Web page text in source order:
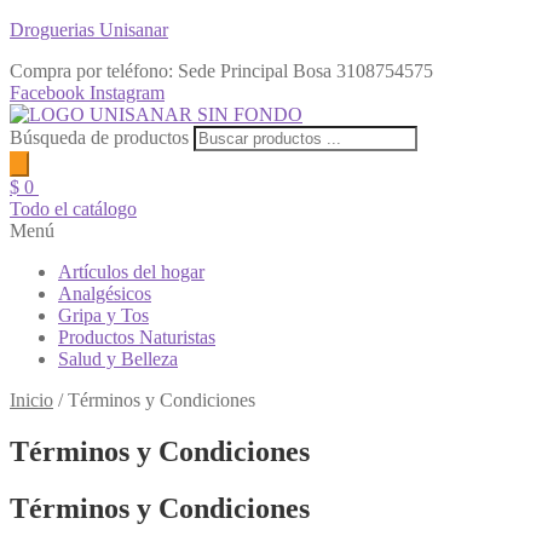
Droguerias Unisanar
Compra por teléfono: Sede Principal Bosa 3108754575
Facebook Instagram
Búsqueda de productos
$ 0
Todo el catálogo
Menú
Artículos del hogar
Analgésicos
Gripa y Tos
Productos Naturistas
Salud y Belleza
Inicio /Términos y Condiciones
Términos y Condiciones
Términos y Condiciones